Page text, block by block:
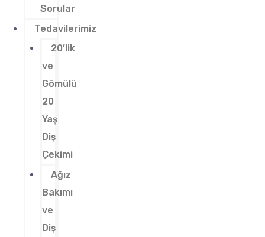
Sorular
Tedavilerimiz
20’lik
ve
Gömülü
20
Yaş
Diş
Çekimi
Ağız
Bakımı
ve
Diş